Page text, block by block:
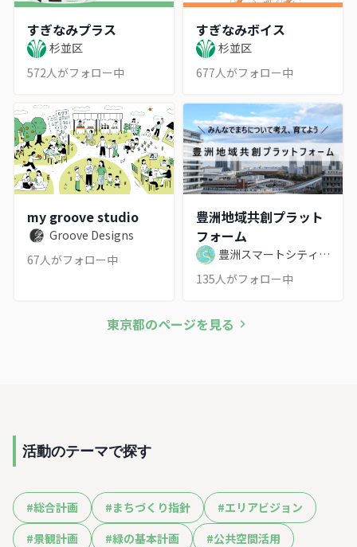
すぎなみプラス
杉並区
572人がフォロー中
すぎなみボイス
杉並区
677人がフォロー中
my groove studio
Groove Designs
67人がフォロー中
豊洲地域共創プラット
フォーム
豊洲スマートシティ推
進協議会
135人がフォロー中
東京都のページを見る
活動のテーマで探す
#総合計画 #まちづくり指針 #エリアビジョン
#景観計画 #緑の基本計画 #公共空間活用